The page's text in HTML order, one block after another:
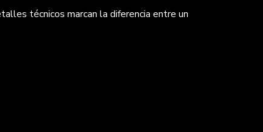
técnicos marcan la diferencia entre un